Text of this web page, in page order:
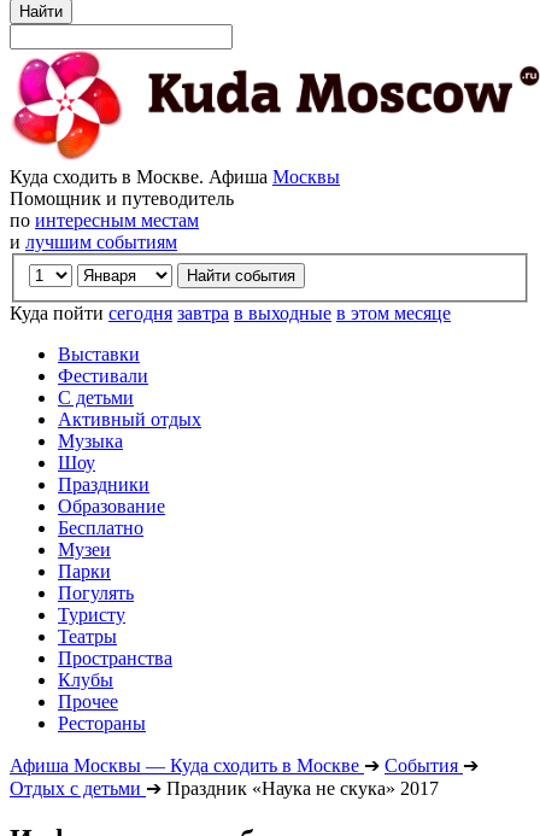
Найти
Куда сходить в Москве. Афиша Москвы
Помощник и путеводитель
по интересным местам
и лучшим событиям
Куда пойти сегодня завтра в выходные в этом месяце
Выставки
Фестивали
С детьми
Активный отдых
Музыка
Шоу
Праздники
Образование
Бесплатно
Музеи
Парки
Погулять
Туристу
Театры
Пространства
Клубы
Прочее
Рестораны
Афиша Москвы — Куда сходить в Москве ➔ События ➔
Отдых с детьми ➔ Праздник «Наука не скука» 2017